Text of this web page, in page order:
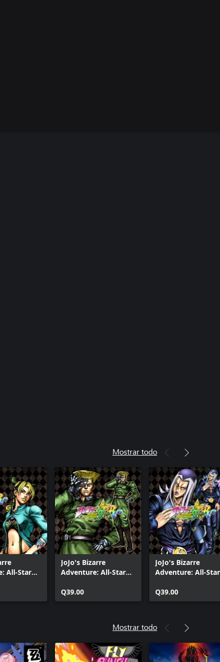
Mostrar todo
All-Star
Jolyne
JoJo's Bizarre
Adventure: All-Star
Stroheim DLC
Q39.00
JoJo's Bizarre
Adventure: All-Star
Abbacchio
Q39.00
Mostrar todo